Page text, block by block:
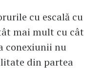
cu escală cu
mai mult cu cât
conexiunii nu
din partea